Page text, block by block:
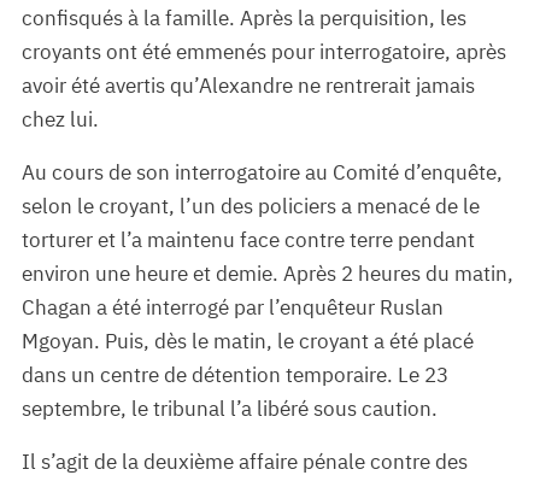
confisqués à la famille. Après la perquisition, les
croyants ont été emmenés pour interrogatoire, après
avoir été avertis qu’Alexandre ne rentrerait jamais
chez lui.
Au cours de son interrogatoire au Comité d’enquête,
selon le croyant, l’un des policiers a menacé de le
torturer et l’a maintenu face contre terre pendant
environ une heure et demie. Après 2 heures du matin,
Chagan a été interrogé par l’enquêteur Ruslan
Mgoyan. Puis, dès le matin, le croyant a été placé
dans un centre de détention temporaire. Le 23
septembre, le tribunal l’a libéré sous caution.
Il s’agit de la deuxième affaire pénale contre des